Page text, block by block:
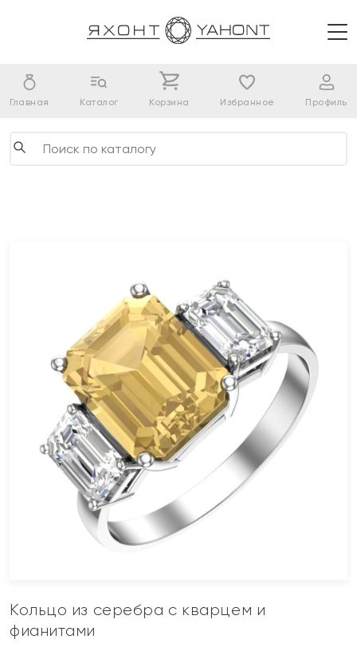
Главная Каталог Корзина Избранное Профиль
Кольцо из серебра с кварцем и
фианитами